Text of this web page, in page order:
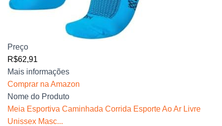
Preço
R$62,91
Mais informações
Comprar na Amazon
Nome do Produto
Meia Esportiva Caminhada Corrida Esporte Ao Ar Livre
Unissex Masc...